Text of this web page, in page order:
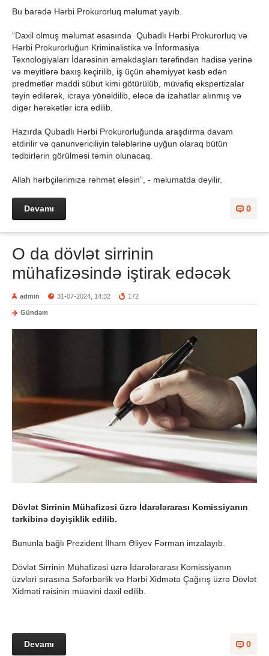
Bu barədə Hərbi Prokurorluq məlumat yayıb.
“Daxil olmuş məlumat əsasında Qubadlı Hərbi Prokurorluq və
Hərbi Prokurorluğun Kriminalistika və İnformasiya
Texnologiyaları İdarəsinin əməkdaşları tərəfindən hadisə yerinə
və meyitlərə baxış keçirilib, iş üçün əhəmiyyət kəsb edən
predmetlər maddi sübut kimi götürülüb, müvafiq ekspertizalar
təyin edilərək, icraya yönəldilib, eləcə də izahatlar alınmış və
digər hərəkətlər icra edilib.
Hazırda Qubadlı Hərbi Prokurorluğunda araşdırma davam
etdirilir və qanunvericiliyin tələblərinə uyğun olaraq bütün
tədbirlərin görülməsi təmin olunacaq.
Allah hərbçilərimizə rəhmət eləsin”, - məlumatda deyilir.
0
Devamı
O da dövlət sirrinin
mühafizəsində iştirak edəcək
admin 31-07-2024, 14:32 172
Gündəm
Dövlət Sirrinin Mühafizəsi üzrə İdarələrarası Komissiyanın
tərkibinə dəyişiklik edilib.
Bununla bağlı Prezident İlham Əliyev Fərman imzalayıb.
Dövlət Sirrinin Mühafizəsi üzrə İdarələrarası Komissiyanın
üzvləri sırasına Səfərbərlik və Hərbi Xidmətə Çağırış üzrə Dövlət
Xidməti rəisinin müavini daxil edilib.
0
Devamı